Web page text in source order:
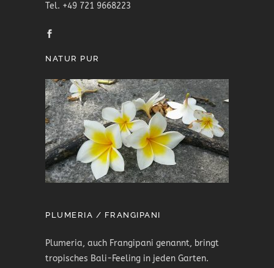
Tel. +49 721 9668223
NATUR PUR
PLUMERIA / FRANGIPANI
Plumeria, auch Frangipani genannt, bringt
tropisches Bali-Feeling in jeden Garten.